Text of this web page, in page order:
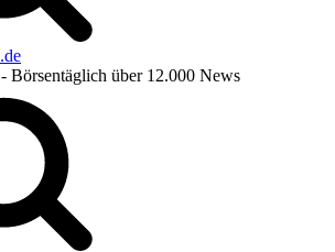
- Börsentäglich über 12.000 News